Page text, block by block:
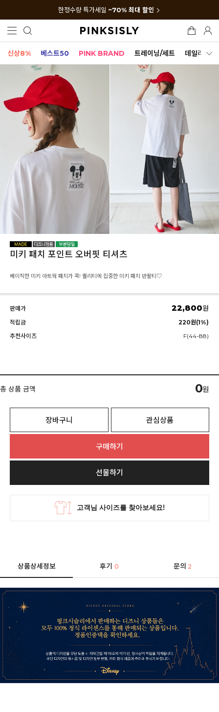
한정수량 특가세일 ~70% 최대 할인
신상8% 베스트50 PINK BRAND 트레이닝/세트 데일리세트
미키 패치 포인트 오버핏 티셔츠
베이직한 미키 아트웍 패치가 콕! 퀄리티에 집중한 미키 패치 반팔티♡
판매가 22,800원
적립금
220원(1%)
추천사이즈
F(44-88)
총 상품 금액 0원
장바구니 관심상품
구매하기
선물하기
상품상세정보 후기0 문의 2